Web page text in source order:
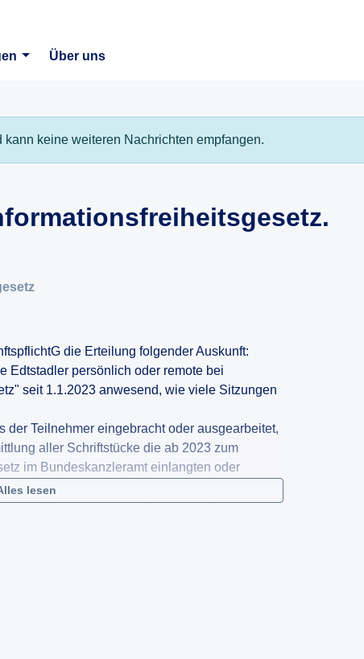
Über uns
keine weiteren Nachrichten empfangen.
die Erteilung folgender Auskunft:
Edtstadler persönlich oder remote bei
seit 1.1.2023 anwesend, wie viele Sitzungen
Teilnehmer eingebracht oder ausgearbeitet,
aller Schriftstücke die ab 2023 zum
im Bundeskanzleramt einlangten oder
Nichterteilung der Auskunft (zB
lesen